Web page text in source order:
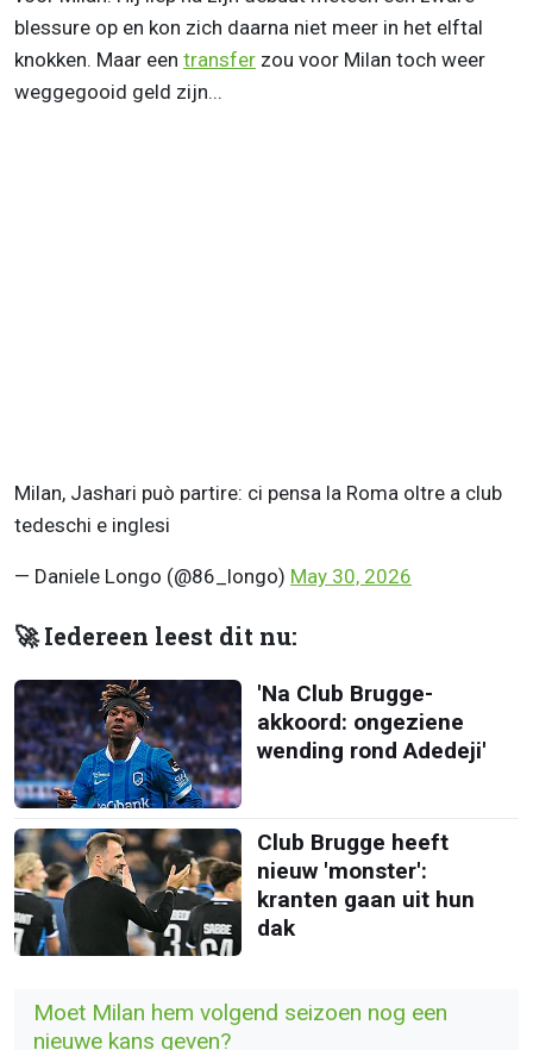
blessure op en kon zich daarna niet meer in het elftal
knokken. Maar een transfer zou voor Milan toch weer
weggegooid geld zijn...
Milan, Jashari può partire: ci pensa la Roma oltre a club
tedeschi e inglesi
— Daniele Longo (@86_longo) May 30, 2026
🚀 Iedereen leest dit nu:
'Na Club Brugge-
akkoord: ongeziene
wending rond Adedeji'
Club Brugge heeft
nieuw 'monster':
kranten gaan uit hun
dak
Moet Milan hem volgend seizoen nog een
nieuwe kans geven?